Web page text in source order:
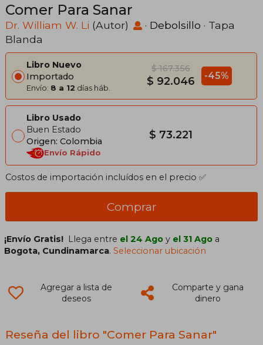
Comer Para Sanar
Dr. William W. Li (Autor) · Debolsillo · Tapa
Blanda
Libro Nuevo
Importado
Envío: 8 a 12 días háb.
$ 167.356
$ 92.046 -45%
Libro Usado
Buen Estado
Origen: Colombia
Envío Rápido
$ 73.221
Costos de importación incluídos en el precio ✅
Comprar
¡Envío Gratis! Llega entre el 24 Ago y el 31 Ago a
Bogota, Cundinamarca.Seleccionar ubicación
Agregar a lista de
deseos
Comparte y gana
dinero
Reseña del libro "Comer Para Sanar"